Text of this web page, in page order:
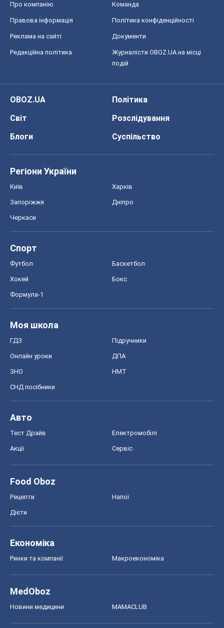
Про компанію Команда
Правова інформація Політика конфіденційності
Реклама на сайті Документи
Редакційна політика
Журналісти OBOZ.UA на місці
подій
OBOZ.UA
Політика
Світ
Розслідування
Блоги
Суспільство
Регіони України
Київ Харків
Запоріжжя Дніпро
Черкаси
Спорт
Футбол Баскетбол
Хокей Бокс
Формула-1
Моя школа
ГДЗ Підручники
Онлайн уроки ДПА
ЗНО НМТ
СНД посібники
Авто
Тест Драйв Електромобілі
Акції Сервіс
Food Oboz
Рецепти Напої
Дієти
Економіка
Ринки та компанії Макроекономіка
MedOboz
Новини медицини MAMACLUB